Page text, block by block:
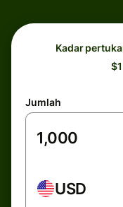
Kadar
Jumlah
USD